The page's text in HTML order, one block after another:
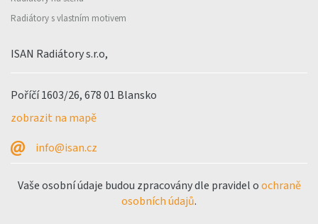
Radiátory s vlastním motivem
ISAN Radiátory s.r.o,
Poříčí 1603/26, 678 01 Blansko
zobrazit na mapě
info@isan.cz
Vaše osobní údaje budou zpracovány dle pravidel oochraně
osobních údajů.